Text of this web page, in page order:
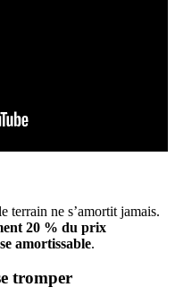
terrain ne s’amortit jamais.
20 % du prix
amortissable.
tromper